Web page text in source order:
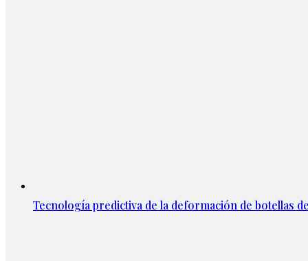
Tecnología predictiva de la deformación de botellas